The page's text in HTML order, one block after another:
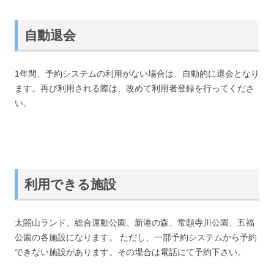
自動退会
1年間、予約システムの利用がない場合は、自動的に退会となり
ます。再び利用される際は、改めて利用者登録を行ってくださ
い。
利用できる施設
太閤山ランド、総合運動公園、新港の森、常願寺川公園、五福
公園の各施設になります。 ただし、一部予約システムから予約
できない施設があります。その場合は電話にて予約下さい。